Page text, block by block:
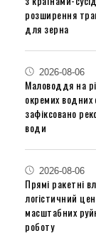
розширення
для зерна
2026-08-06
Маловоддя на
окремих водних
зафіксовано
води
2026-08-06
Прямі ракетні
логістичний
масштабних
роботу